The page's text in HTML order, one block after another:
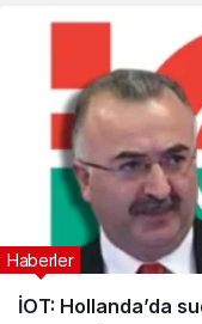
İOT: Hollanda’da
Haberler